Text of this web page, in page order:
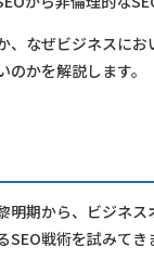
、なぜビジネスに
かを解説します。
明期から、ビジネ
SEO戦術を試みてき